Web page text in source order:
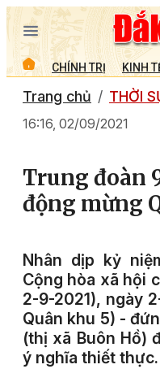
CHÍNH TRỊ KINH
Trang chủ THỜI
16:16, 02/09/2021
Trung đoàn
động mừng
Nhân dịp kỷ
Cộng hòa xã hội
2-9-2021), ngày
Quân khu 5) -
(thị xã Buôn Hồ)
ý nghĩa thiết thực.